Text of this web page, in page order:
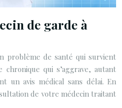
de garde à
problème de santé qui survient
chronique qui s’aggrave, autant
un avis médical sans délai. En
de votre médecin traitant